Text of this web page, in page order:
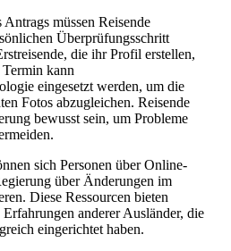
müssen Reisende
Überprüfungsschritt
die ihr Profil erstellen,
kann
eingesetzt werden, um die
Fotos abzugleichen. Reisende
bewusst sein, um Probleme
sich Personen über Online-
über Änderungen im
Diese Ressourcen bieten
anderer Ausländer, die
eingerichtet haben.